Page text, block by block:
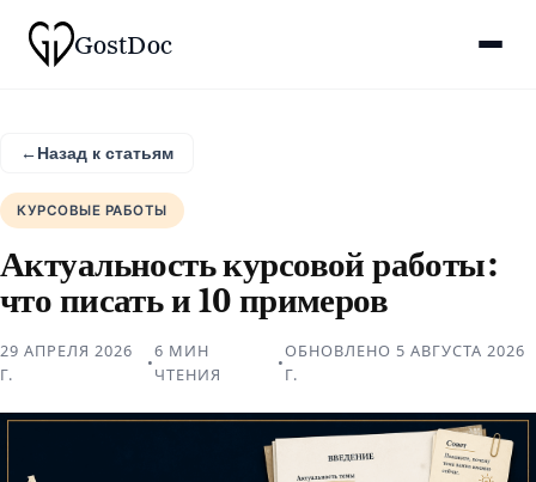
GostDoc
←Назад к статьям
КУРСОВЫЕ РАБОТЫ
Актуальность курсовой работы:
что писать и 10 примеров
29 АПРЕЛЯ 2026
Г.
•
6 МИН
ЧТЕНИЯ
•
ОБНОВЛЕНО 5 АВГУСТА 2026
Г.